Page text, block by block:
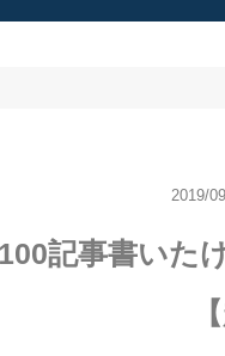
2019/
記事書いた